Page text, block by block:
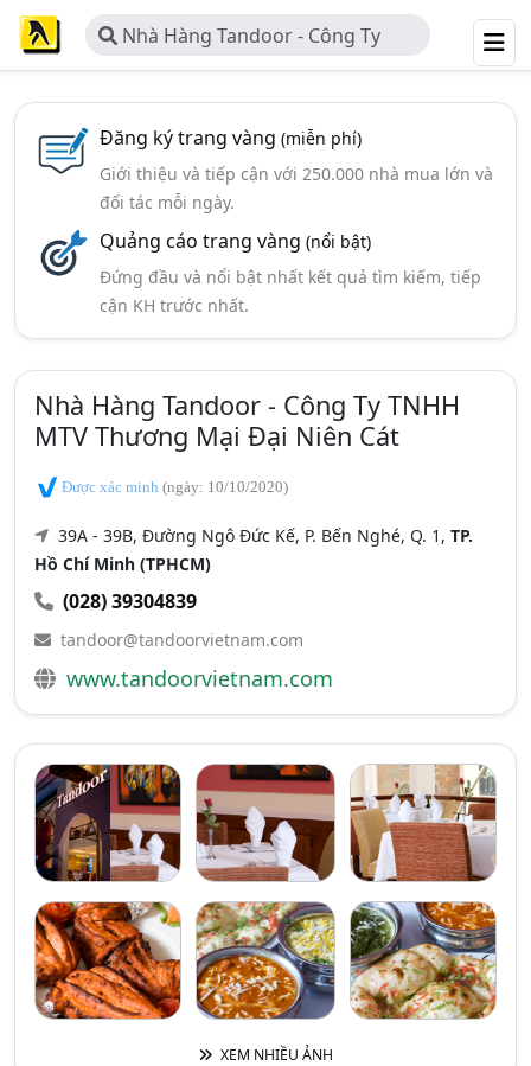
Nhà Hàng Tandoor - Công Ty
TNHH MTV Thương Mại Đại Niên
Đăng ký trang vàng (miễn phí)
Giới thiệu và tiếp cận với 250.000 nhà mua lớn và
đối tác mỗi ngày.
Quảng cáo trang vàng (nổi bật)
Đứng đầu và nổi bật nhất kết quả tìm kiếm, tiếp
cận KH trước nhất.
Nhà Hàng Tandoor - Công Ty TNHH
MTV Thương Mại Đại Niên Cát
Được xác minh (ngày: 10/10/2020)
39A - 39B, Đường Ngô Đức Kế, P. Bến Nghé, Q. 1, TP.
Hồ Chí Minh (TPHCM)
(028) 39304839
tandoor@tandoorvietnam.com
www.tandoorvietnam.com
XEM NHIỀU ẢNH